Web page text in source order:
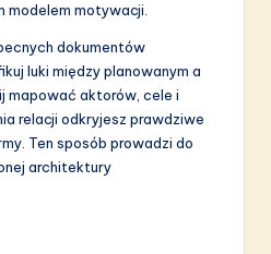
modelem motywacji.
dokumentów
luki między planowanym a
mapować aktorów, cele i
relacji odkryjesz prawdziwe
Ten sposób prowadzi do
architektury